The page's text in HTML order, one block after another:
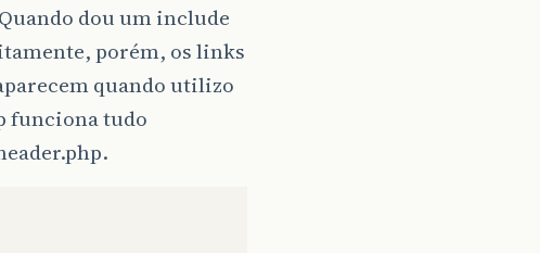
dou um include
porém, os links
quando utilizo
funciona tudo